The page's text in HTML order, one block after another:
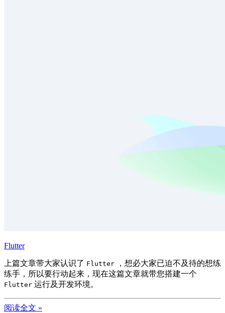
Flutter
上篇文章带大家认识了 Flutter ，想必大家已迫不及待的想练
练手，所以要行动起来，现在这篇文章就带您搭建一个
Flutter 运行及开发环境。
阅读全文 »